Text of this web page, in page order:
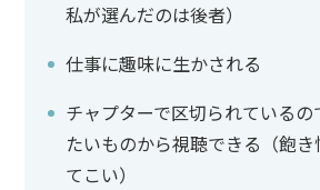
私が選んだのは後者）
仕事に趣味に生かされる
チャプターで区切られているの
たいものから視聴できる（飽
てこい）